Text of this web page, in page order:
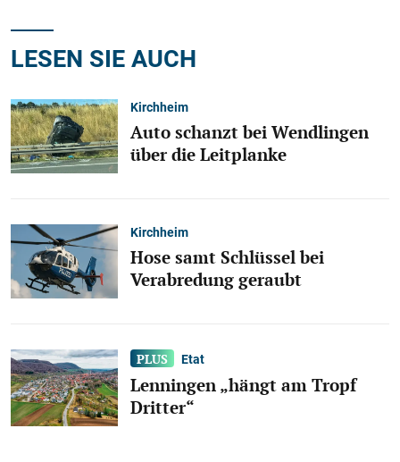
LESEN SIE AUCH
Kirchheim
Auto schanzt bei Wendlingen
über die Leitplanke
Kirchheim
Hose samt Schlüssel bei
Verabredung geraubt
Etat
Lenningen „hängt am Tropf
Dritter“